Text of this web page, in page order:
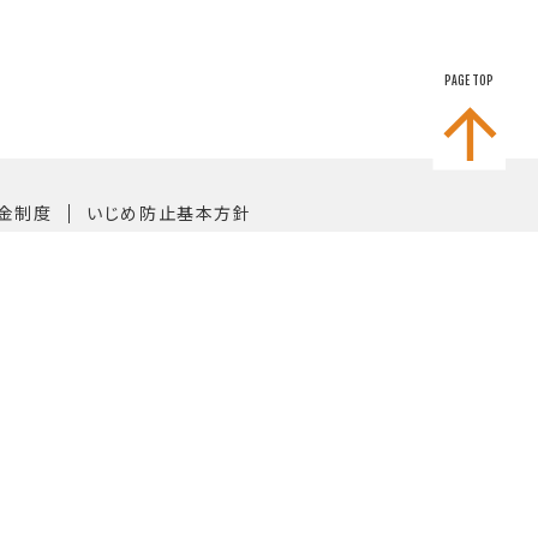
制度 ｜ いじめ防止基本方針
PAGE TOP